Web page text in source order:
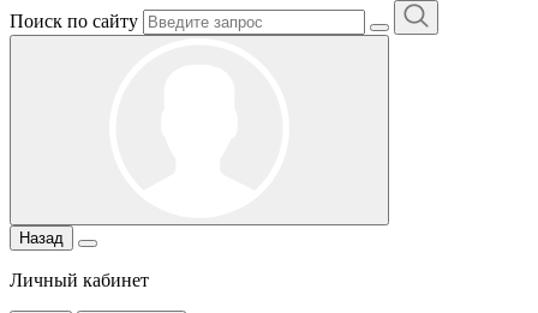
Поиск по сайту
Назад
Личный кабинет